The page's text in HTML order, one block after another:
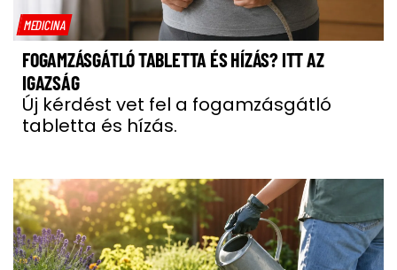
MEDICINA
FOGAMZÁSGÁTLÓ TABLETTA ÉS HÍZÁS? ITT AZ
IGAZSÁG
Új kérdést vet fel a fogamzásgátló
tabletta és hízás.